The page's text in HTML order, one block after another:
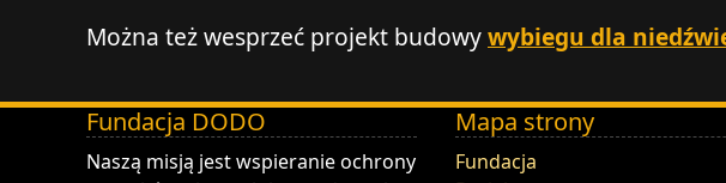
Można też wesprzeć projekt budowywybiegu dla
Fundacja DODO
DODO - Fundacja ZOO Wrocław
Naszą misją jest wspieranie ochrony
Mapa strony
Fundacja